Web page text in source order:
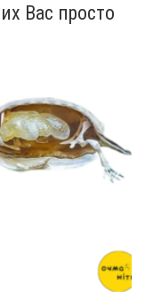
Вас просто